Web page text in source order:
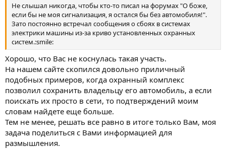
Не слышал никогда, чтобы кто-то писал на форумах "О боже,
если бы не моя сигнализация, я остался бы без автомобиля!".
Зато постоянно встречал сообщения о сбоях в системах
электрики машины из-за криво установленных охранных
систем.:smile:
Хорошо, что Вас не коснулась такая участь.
На нашем сайте скопился довольно приличный
подобных примеров, когда охранный комплекс
позволил сохранить владельцу его автомобиль, а если
поискать их просто в сети, то подтверждений моим
словам найдете еще больше.
Тем не менее, решать все равно в итоге только Вам, моя
задача поделиться с Вами информацией для
размышления.